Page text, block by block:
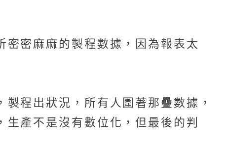
密密麻麻的製程數據，因為報表太
程出狀況，所有人圍著那疊數據，
產不是沒有數位化，但最後的判